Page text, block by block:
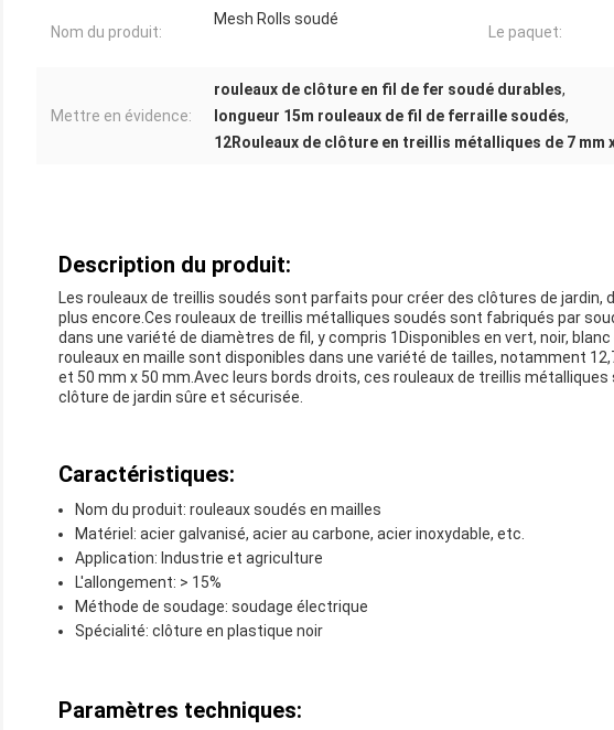
Nom du produit:
Mesh Rolls soudé
Le paquet:
Mettre en évidence:
rouleaux de clôture en fil de fer soudé durables,
longueur 15m rouleaux de fil de ferraille soudés,
12Rouleaux de clôture en treillis métalliques de 7 mm
Description du produit:
Les rouleaux de treillis soudés sont parfaits pour créer des clôtures de jardin,
plus encore.Ces rouleaux de treillis métalliques soudés sont fabriqués par
dans une variété de diamètres de fil, y compris 1Disponibles en vert, noir,
rouleaux en maille sont disponibles dans une variété de tailles, notamment
et 50 mm x 50 mm.Avec leurs bords droits, ces rouleaux de treillis
clôture de jardin sûre et sécurisée.
Caractéristiques:
Nom du produit: rouleaux soudés en mailles
Matériel: acier galvanisé, acier au carbone, acier inoxydable, etc.
Application: Industrie et agriculture
L'allongement: > 15%
Méthode de soudage: soudage électrique
Spécialité: clôture en plastique noir
Paramètres techniques: